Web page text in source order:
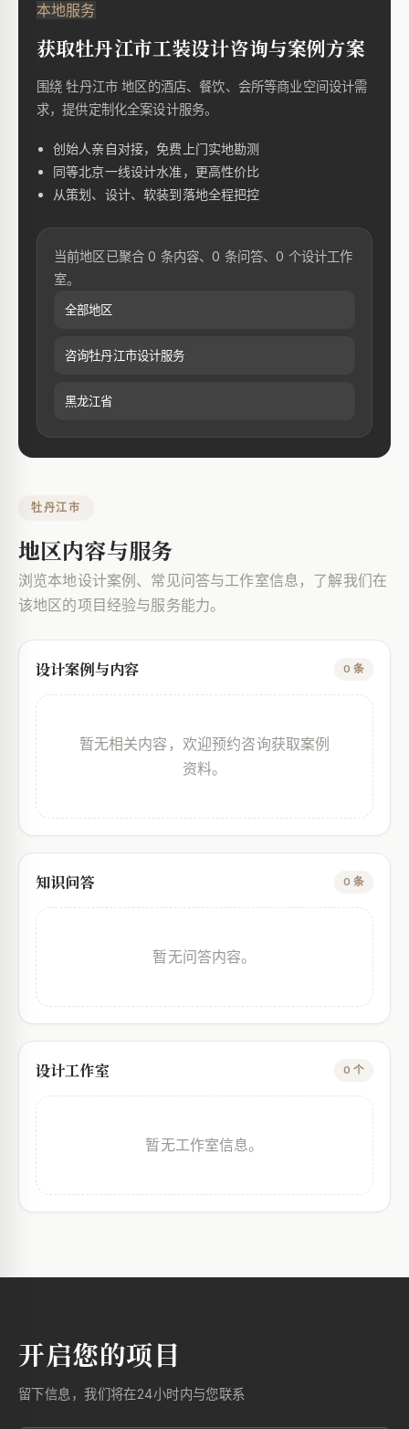
本地服务
获取牡丹江市工装设计咨询与案例方案
围绕 牡丹江市 地区的酒店、餐饮、会所等商业空间设计需
求，提供定制化全案设计服务。
创始人亲自对接，免费上门实地勘测
同等北京一线设计水准，更高性价比
从策划、设计、软装到落地全程把控
当前地区已聚合 0 条内容、0 条问答、0 个设计工作
室。
全部地区
咨询牡丹江市设计服务
黑龙江省
牡丹江市
地区内容与服务
浏览本地设计案例、常见问答与工作室信息，了解我们在
该地区的项目经验与服务能力。
设计案例与内容 0 条
暂无相关内容，欢迎预约咨询获取案例
资料。
知识问答 0 条
暂无问答内容。
设计工作室 0 个
暂无工作室信息。
开启您的项目
留下信息，我们将在24小时内与您联系